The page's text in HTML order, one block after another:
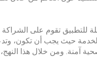
تقوم على الشراكة
الخدمة حيث يجب أن تكون،
آمنة. ومن خلال هذا